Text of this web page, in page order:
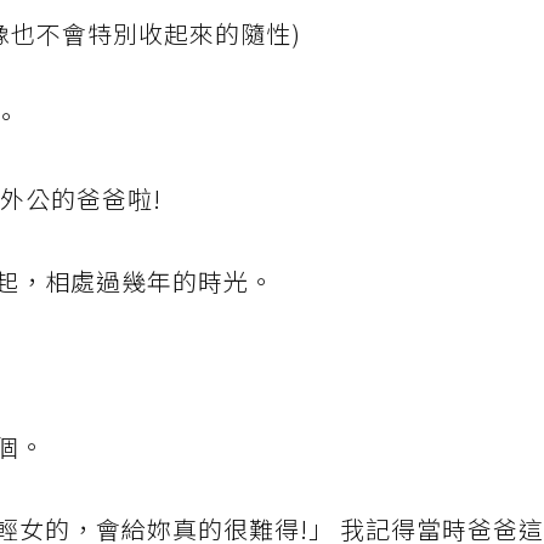
不會特別收起來的隨性)
公的爸爸啦!
，相處過幾年的時光。
。
女的，會給妳真的很難得!」 我記得當時爸爸